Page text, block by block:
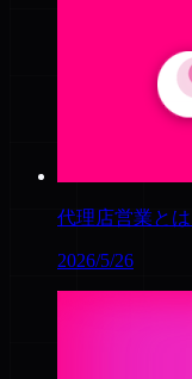
代理店営業と
2026/5/26